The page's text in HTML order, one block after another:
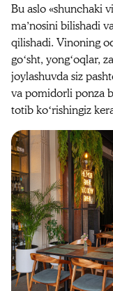
Bu aslo «shunchaki
maʼnosini bilishadi
qilishadi. Vinoning
goʻsht, yongʻoqlar,
joylashuvda siz
va pomidorli ponza
totib koʻrishingiz